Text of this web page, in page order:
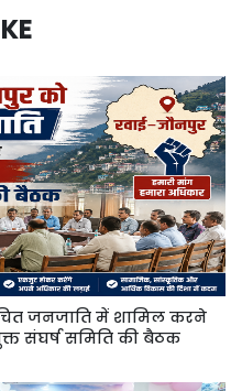
जनजाति में शामिल करने
संघर्ष समिति की बैठक